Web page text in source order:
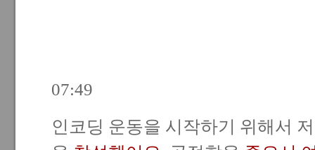
07:49
인코딩 운동을 시작하기 위해서